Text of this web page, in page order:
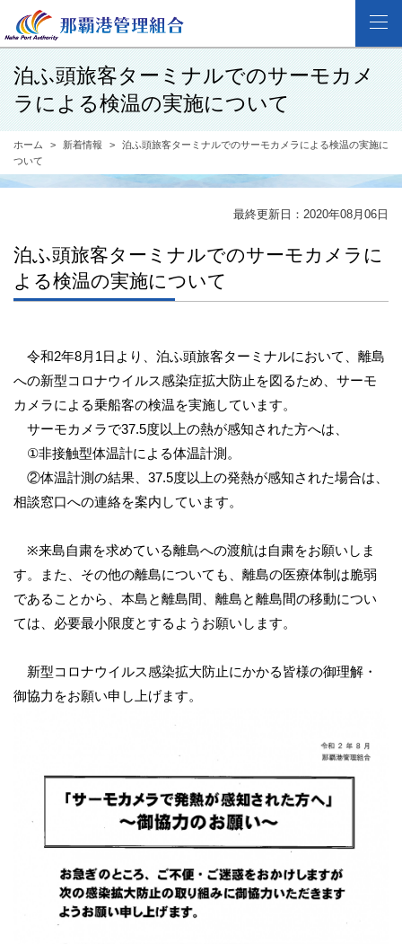
泊ふ頭旅客ターミナルでのサーモカメ
ラによる検温の実施について
ホーム 新着情報
泊ふ頭旅客ターミナルでのサーモカメラによる検温の実施に
ついて
最終更新日：2020年08月06日
泊ふ頭旅客ターミナルでのサーモカメラに
よる検温の実施について
令和2年8月1日より、泊ふ頭旅客ターミナルにおいて、離島
への新型コロナウイルス感染症拡大防止を図るため、サーモ
カメラによる乗船客の検温を実施しています。
サーモカメラで37.5度以上の熱が感知された方へは、
①非接触型体温計による体温計測。
②体温計測の結果、37.5度以上の発熱が感知された場合は、
相談窓口への連絡を案内しています。
※来島自粛を求めている離島への渡航は自粛をお願いしま
す。また、その他の離島についても、離島の医療体制は脆弱
であることから、本島と離島間、離島と離島間の移動につい
ては、必要最小限度とするようお願いします。
新型コロナウイルス感染拡大防止にかかる皆様の御理解・
御協力をお願い申し上げます。